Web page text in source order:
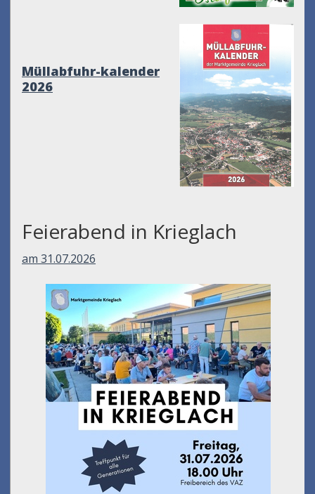
Müllabfuhr-kalender
2026
Feierabend in Krieglach
am 31.07.2026